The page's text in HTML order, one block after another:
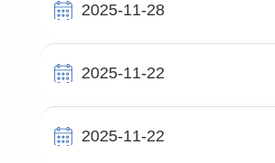
2025-11-28
2025-11-22
2025-11-22